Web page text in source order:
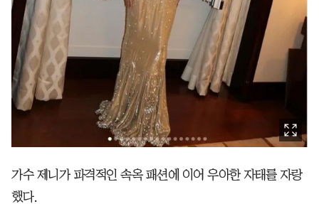
가수 제니가 파격적인 속옥 패션에 이어 우아한 자태를 자랑
했다.